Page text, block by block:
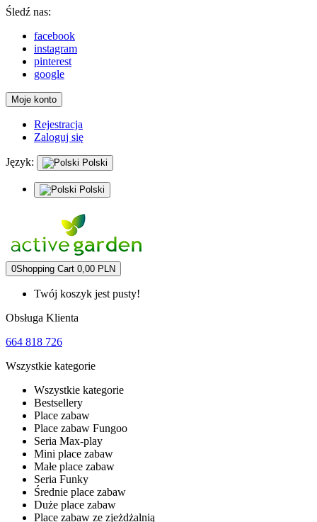
Śledź nas:
facebook
instagram
pinterest
google
Moje konto
Rejestracja
Zaloguj się
Język: Polski
Polski
0Shopping Cart 0,00 PLN
Twój koszyk jest pusty!
Obsługa Klienta
664 818 726
Wszystkie kategorie
Wszystkie kategorie
Bestsellery
Place zabaw
Place zabaw Fungoo
Seria Max-play
Mini place zabaw
Małe place zabaw
Seria Funky
Średnie place zabaw
Duże place zabaw
Place zabaw ze zjeżdżalnią